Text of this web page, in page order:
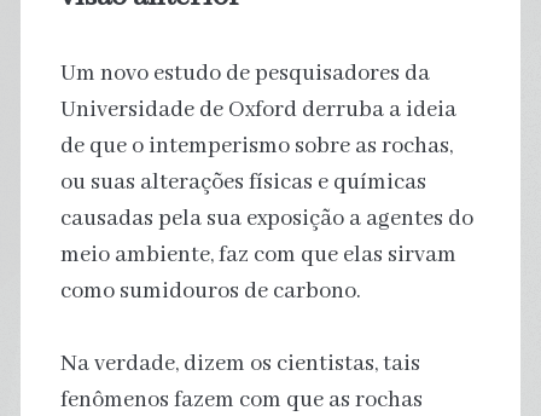
Um novo estudo de pesquisadores da
Universidade de Oxford derruba a ideia
de que o intemperismo sobre as rochas,
ou suas alterações físicas e químicas
causadas pela sua exposição a agentes do
meio ambiente, faz com que elas sirvam
como sumidouros de carbono.
Na verdade, dizem os cientistas, tais
fenômenos fazem com que as rochas